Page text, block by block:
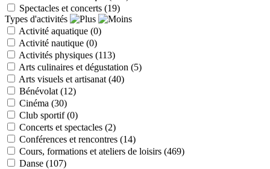
Spectacles et concerts (19)
Types d'activités
Activité aquatique (0)
Activité nautique (0)
Activités physiques (113)
Arts culinaires et dégustation (5)
Arts visuels et artisanat (40)
Bénévolat (12)
Cinéma (30)
Club sportif(0)
Concerts et spectacles (2)
Conférences et rencontres (14)
Cours, formations et ateliers de loisirs (469)
Danse (107)